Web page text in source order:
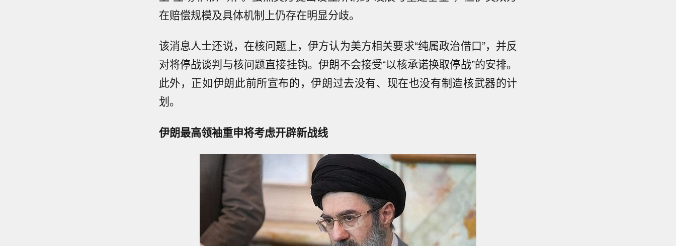
在赔偿规模及具体机制上仍存在明显分歧。
该消息人士还说，在核问题上，伊方认为美方相关要求“纯属政治借口”，并反
对将停战谈判与核问题直接挂钩。伊朗不会接受“以核承诺换取停战”的安排。
此外，正如伊朗此前所宣布的，伊朗过去没有、现在也没有制造核武器的计
划。
伊朗最高领袖重申将考虑开辟新战线